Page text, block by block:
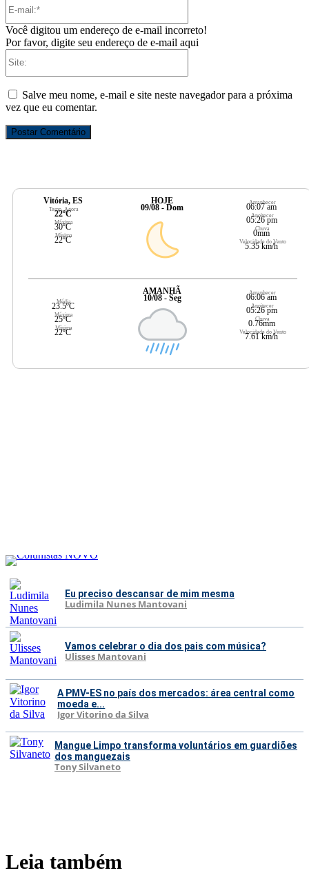
Você digitou um endereço de e-mail incorreto!
Por favor, digite seu endereço de e-mail aqui
Salve meu nome, e-mail e site neste navegador para a próxima
vez que eu comentar.
Vitória, ES
Temp. Agora
22ºC
Máxima
30ºC
Mínima
22ºC
HOJE
09/08 - Dom
Amanhecer
06:07 am
Anoitecer
05:26 pm
Chuva
0mm
Velocidade do Vento
5.35 km/h
Média
23.5ºC
Máxima
25ºC
Mínima
22ºC
AMANHÃ
10/08 - Seg
Amanhecer
06:06 am
Anoitecer
05:26 pm
Chuva
0.76mm
Velocidade do Vento
7.61 km/h
Eu preciso descansar de mim mesma
Ludimila Nunes Mantovani
Vamos celebrar o dia dos pais com música?
Ulisses Mantovani
A PMV-ES no país dos mercados: área central como
moeda e...
Igor Vitorino da Silva
Mangue Limpo transforma voluntários em guardiões
dos manguezais
Tony Silvaneto
Leia também